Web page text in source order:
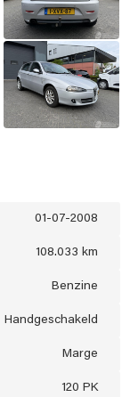
gesloten
01-07-2008
108.033 km
Benzine
Handgeschakeld
Marge
120 PK